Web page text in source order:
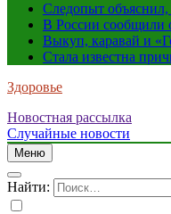
Следопыт
В России сообщили
Выкуп, каравай и
Стала известна
Здоровье
Новостная рассылка
Случайные новости
Меню
Найти: